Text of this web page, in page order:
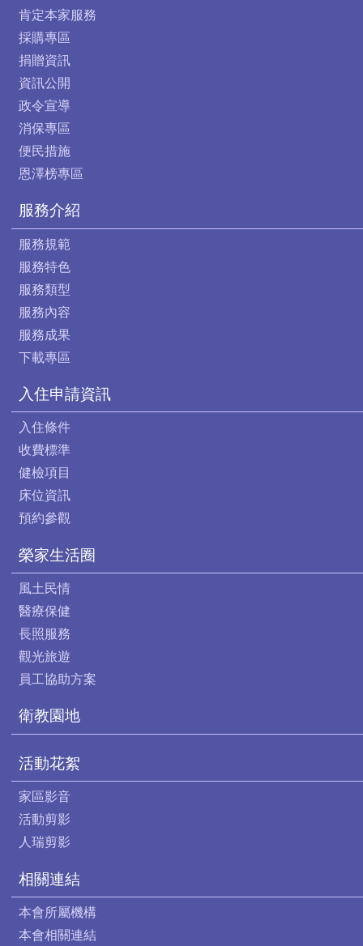
肯定本家服務
採購專區
捐贈資訊
資訊公開
政令宣導
消保專區
便民措施
恩澤榜專區
服務介紹
服務規範
服務特色
服務類型
服務內容
服務成果
下載專區
入住申請資訊
入住條件
收費標準
健檢項目
床位資訊
預約參觀
榮家生活圈
風土民情
醫療保健
長照服務
觀光旅遊
員工協助方案
衛教園地
活動花絮
家區影音
活動剪影
人瑞剪影
相關連結
本會所屬機構
本會相關連結